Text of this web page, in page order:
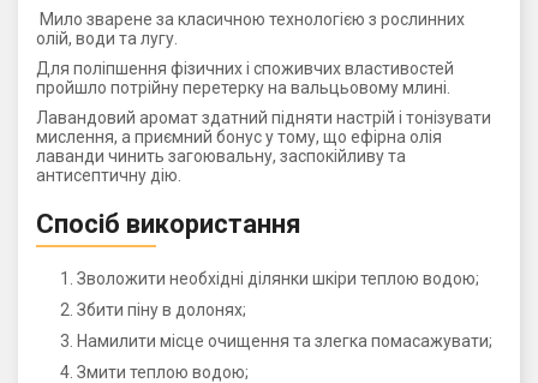
Мило зварене за класичною технологією з рослинних
олій, води та лугу.
Для поліпшення фізичних і споживчих властивостей
пройшло потрійну перетерку на вальцьовому млині.
Лавандовий аромат здатний підняти настрій і тонізувати
мислення, а приємний бонус у тому, що ефірна олія
лаванди чинить загоювальну, заспокійливу та
антисептичну дію.
Спосіб використання
Зволожити необхідні ділянки шкіри теплою водою;
Збити піну в долонях;
Намилити місце очищення та злегка помасажувати;
Змити теплою водою;